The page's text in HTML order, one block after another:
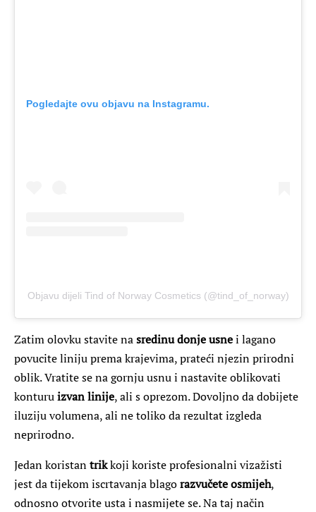
Pogledajte ovu objavu na Instagramu.
Objavu dijeli Tind of Norway Cosmetics (@tind_of_norway)
Zatim olovku stavite nasredinu donje usnei lagano
povucite liniju prema krajevima, prateći njezin prirodni
oblik. Vratite se na gornju usnu i nastavite oblikovati
konturuizvan linije, ali s oprezom. Dovoljno da dobijete
iluziju volumena, ali ne toliko da rezultat izgleda
neprirodno.
Jedan koristantrikkoji koriste profesionalni vizažisti
jest da tijekom iscrtavanja blagorazvučete osmijeh,
odnosno otvorite usta i nasmijete se. Na taj način